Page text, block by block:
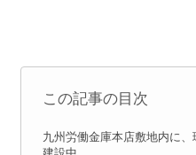
この記事の目次
九州労働金庫本店敷地内に